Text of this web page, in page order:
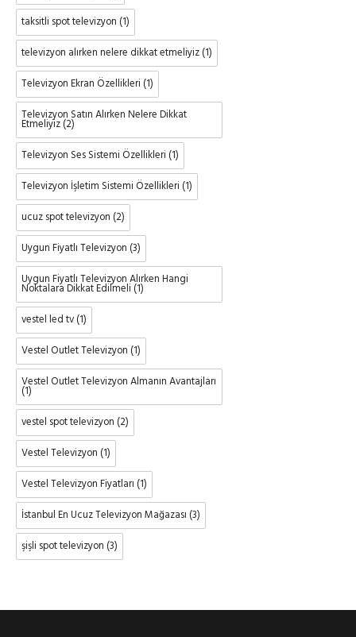
taksitli spot televizyon (1)
televizyon alırken nelere dikkat etmeliyiz(1)
Televizyon Ekran Özellikleri (1)
Televizyon Satın Alırken Nelere Dikkat
Etmeliyiz(2)
Televizyon Ses Sistemi Özellikleri (1)
Televizyon İşletim Sistemi Özellikleri (1)
ucuz spot televizyon (2)
Uygun Fiyatlı Televizyon (3)
Uygun Fiyatlı Televizyon Alırken Hangi
Noktalara Dikkat Edilmeli (1)
vestel led tv(1)
Vestel Outlet Televizyon (1)
Vestel Outlet Televizyon Almanın Avantajları
(1)
vestel spot televizyon (2)
Vestel Televizyon (1)
Vestel Televizyon Fiyatları (1)
İstanbul En Ucuz Televizyon Mağazası (3)
şişli spot televizyon (3)